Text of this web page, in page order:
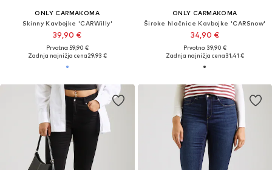
ONLY CARMAKOMA
Skinny Kavbojke 'CARWilly'
39,90 €
Prvotno: 59,90 €
Zadnja najnižja cena29,93 €
ONLY CARMAKOMA
Široke hlačnice Kavbojke 'CARSnow'
34,90 €
Prvotno: 39,90 €
Zadnja najnižja cena31,41 €